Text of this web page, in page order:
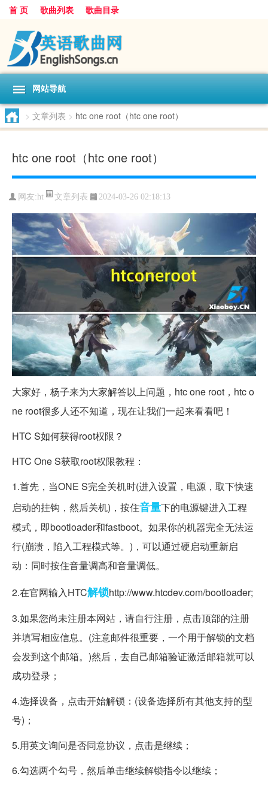
首 页 歌曲列表 歌曲目录
网站导航
> 文章列表 > htc one root（htc one root）
htc one root（htc one root）
网友:ht 文章列表 2024-03-26 02:18:13
大家好，杨子来为大家解答以上问题，htc one root，htc o
ne root很多人还不知道，现在让我们一起来看看吧！
HTC S如何获得root权限？
HTC One S获取root权限教程：
1.首先，当ONE S完全关机时(进入设置，电源，取下快速
启动的挂钩，然后关机)，按住音量下的电源键进入工程
模式，即bootloader和fastboot。如果你的机器完全无法运
行(崩溃，陷入工程模式等。)，可以通过硬启动重新启
动：同时按住音量调高和音量调低。
2.在官网输入HTC解锁http://www.htcdev.com/bootloader;
3.如果您尚未注册本网站，请自行注册，点击顶部的注册
并填写相应信息。(注意邮件很重要，一个用于解锁的文档
会发到这个邮箱。)然后，去自己邮箱验证激活邮箱就可以
成功登录；
4.选择设备，点击开始解锁：(设备选择所有其他支持的型
号)；
5.用英文询问是否同意协议，点击是继续；
6.勾选两个勾号，然后单击继续解锁指令以继续；